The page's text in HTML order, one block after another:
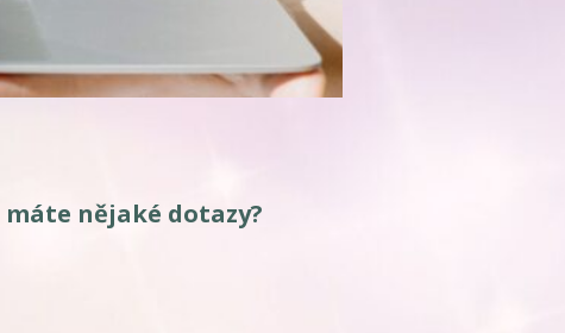
nějaké dotazy?